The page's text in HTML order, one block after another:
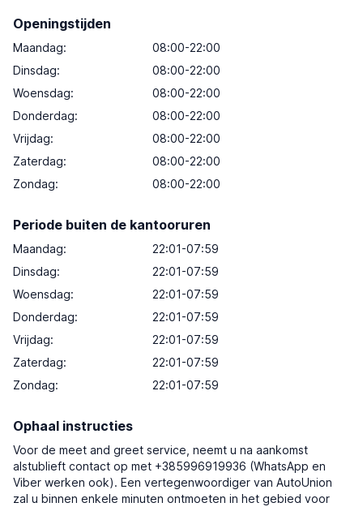
Openingstijden
Maandag:
08:00-22:00
Dinsdag:
08:00-22:00
Woensdag:
08:00-22:00
Donderdag:
08:00-22:00
Vrijdag:
08:00-22:00
Zaterdag:
08:00-22:00
Zondag: 08:00-22:00
Periode buiten de kantooruren
Maandag:
22:01-07:59
Dinsdag:
22:01-07:59
Woensdag:
22:01-07:59
Donderdag:
22:01-07:59
Vrijdag:
22:01-07:59
Zaterdag:
22:01-07:59
Zondag:
22:01-07:59
Ophaal instructies
Voor de meet and greet service, neemt u na aankomst
alstublieft contact op met +385996919936 (WhatsApp en
Viber werken ook). Een vertegenwoordiger van AutoUnion
zal u binnen enkele minuten ontmoeten in het gebied voor